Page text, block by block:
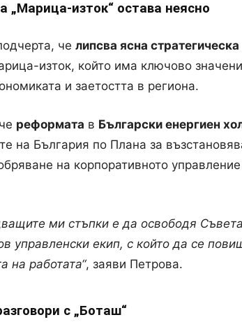
„Марица-изток“ остава неясно
че липсва ясна стратегическа
изток, който има ключово
и заетостта в региона.
реформата в Български енергиен
на България по Плана за
на корпоративното
ми стъпки е да освободя
управленски екип, с който да се
на работата“, заяви Петрова.
с „Боташ“